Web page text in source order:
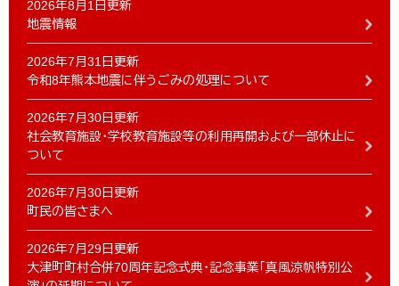
2026年8月1日更新
地震情報
2026年7月31日更新
令和8年熊本地震に伴うごみの処理について
2026年7月30日更新
社会教育施設・学校教育施設等の利用再開および一部休止に
ついて
2026年7月30日更新
町民の皆さまへ
2026年7月29日更新
大津町町村合併70周年記念式典・記念事業「真風涼帆特別公